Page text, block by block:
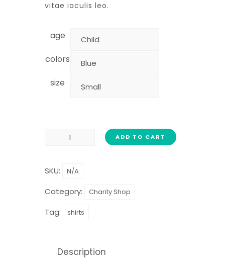
vitae iaculis leo.
age
colors
size
ADD TO CART
SKU: N/A
Category: Charity Shop
Tag: shirts
Description